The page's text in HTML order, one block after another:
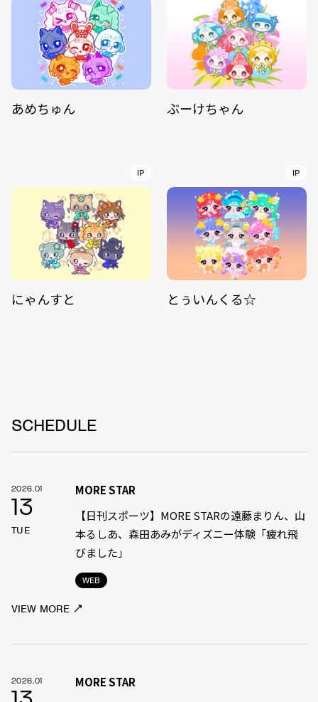
あめちゅん ぶーけちゃん
IP
にゃんすと
IP
とぅいんくる☆
SCHEDULE
2026.01
13
TUE
WEB
MORE STAR
【日刊スポーツ】MORE STARの遠藤まりん、山
本るしあ、森田あみがディズニー体験「疲れ飛
びました」
VIEW MORE
2026.01
MORE STAR